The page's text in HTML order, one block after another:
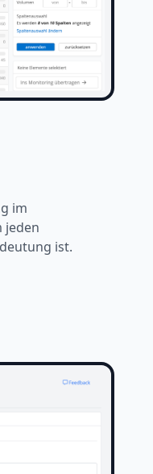
im
jeden
ist.